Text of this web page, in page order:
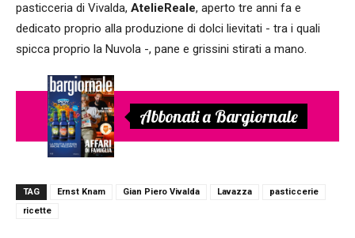
pasticceria di Vivalda, AtelieReale, aperto tre anni fa e
dedicato proprio alla produzione di dolci lievitati - tra i quali
spicca proprio la Nuvola -, pane e grissini stirati a mano.
Abbonati a Bargiornale
TAG Ernst Knam Gian Piero Vivalda Lavazza
pasticcerie
ricette